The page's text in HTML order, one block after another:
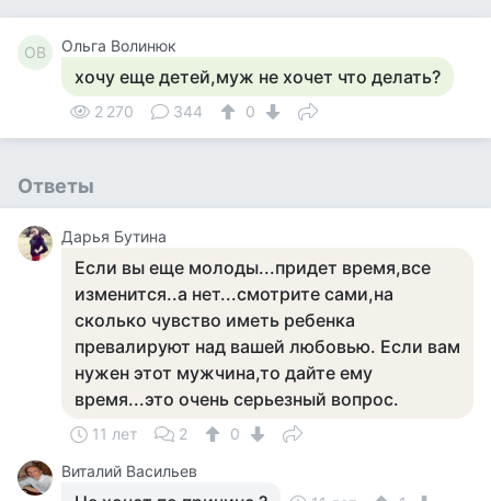
ОВ Ольга Волинюк
хочу еще детей,муж не хочет что делать?
2 270 344 0
Ответы
Дарья Бутина
Если вы еще молоды...придет время,все
изменится..а нет...смотрите сами,на
сколько чувство иметь ребенка
превалируют над вашей любовью. Если вам
нужен этот мужчина,то дайте ему
время...это очень серьезный вопрос.
11 лет 2
0
Виталий Васильев